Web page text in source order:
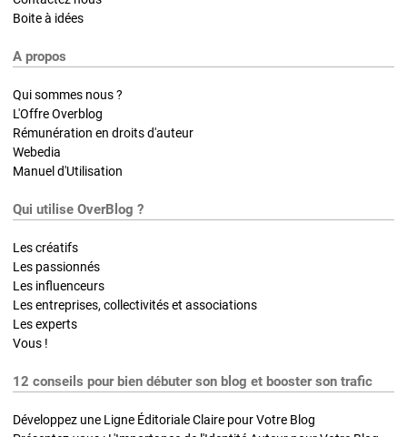
Boite à idées
A propos
Qui sommes nous ?
L'Offre Overblog
Rémunération en droits d'auteur
Webedia
Manuel d'Utilisation
Qui utilise OverBlog ?
Les créatifs
Les passionnés
Les influenceurs
Les entreprises, collectivités et associations
Les experts
Vous !
12 conseils pour bien débuter son blog et booster son trafic
Développez une Ligne Éditoriale Claire pour Votre Blog